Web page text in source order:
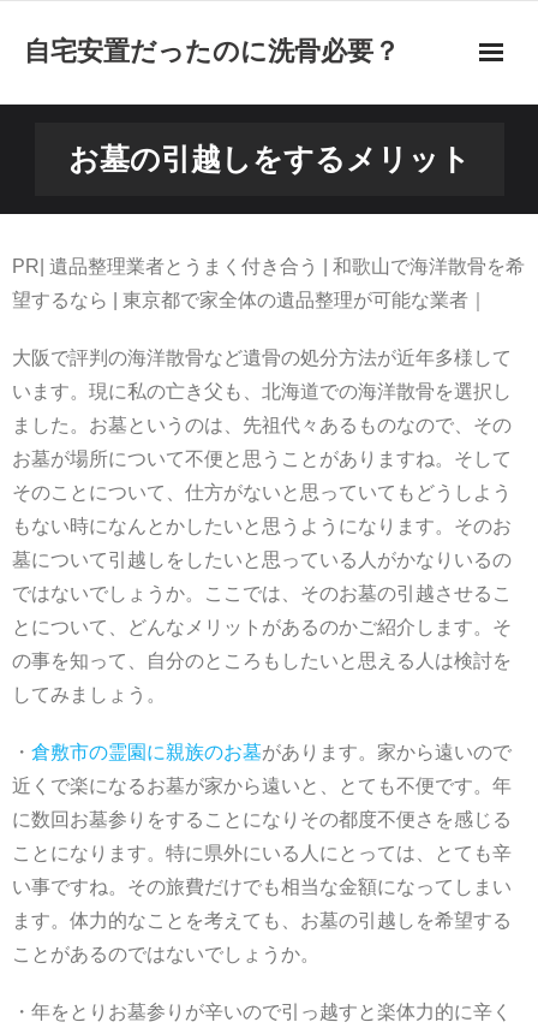
自宅安置だったのに洗骨必要？
洗骨という風習の実態とは
社会の変化によって散骨の需要が増えている
遺骨の行き先を相談して墓じまいをしよう
遺骨を飛行機に持ち込んで帰宅する方法
お墓の引越しをするメリット
PR| 遺品整理業者とうまく付き合う | 和歌山で海洋散骨を希
望するなら | 東京都で家全体の遺品整理が可能な業者｜
大阪で評判の海洋散骨など遺骨の処分方法が近年多様して
います。現に私の亡き父も、北海道での海洋散骨を選択し
ました。お墓というのは、先祖代々あるものなので、その
お墓が場所について不便と思うことがありますね。そして
そのことについて、仕方がないと思っていてもどうしよう
もない時になんとかしたいと思うようになります。そのお
墓について引越しをしたいと思っている人がかなりいるの
ではないでしょうか。ここでは、そのお墓の引越させるこ
とについて、どんなメリットがあるのかご紹介します。そ
の事を知って、自分のところもしたいと思える人は検討を
してみましょう。
・ 倉敷市の霊園に親族のお墓があります。家から遠いので
近くで楽になるお墓が家から遠いと、とても不便です。年
に数回お墓参りをすることになりその都度不便さを感じる
ことになります。特に県外にいる人にとっては、とても辛
い事ですね。その旅費だけでも相当な金額になってしまい
ます。体力的なことを考えても、お墓の引越しを希望する
ことがあるのではないでしょうか。
・年をとりお墓参りが辛いので引っ越すと楽体力的に辛く